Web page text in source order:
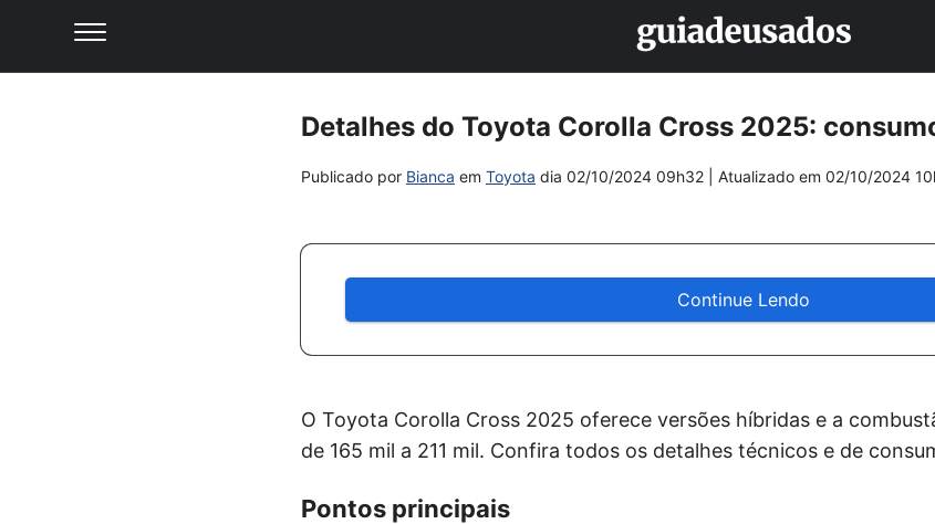
Detalhes do Toyota Corolla Cross 2025:
Publicado por Bianca em Toyota dia 02/10/2024 09h32 | Atualizado em 02/10/2024
Continue Lendo
O Toyota Corolla Cross 2025 oferece versões híbridas e a
de 165 mil a 211 mil. Confira todos os detalhes técnicos e de
Pontos principais